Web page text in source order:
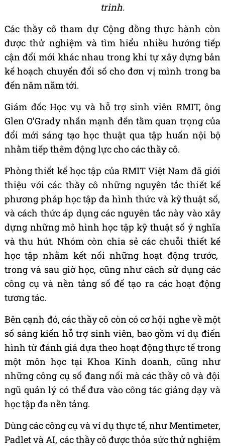
trình.
Các thầy cô tham dự Cộng đồng thực hành còn
được thử nghiệm vàtìm hiểu nhiều hướng tiếp
cậnđổi mới khác nhau trong khi tựxây dựng bản
kế hoạch chuyểnđổi sốchođơn vịmình trong ba
đến năm năm tới.
Giám đốc Học vụvà hỗtrợsinh viên RMIT, ông
Glen O’Grady nhấn mạnh đến tầm quan trọng của
đổi mới sáng tạo học thuật qua tập huấn nội bộ
nhằm tiếp thêmđộng lực cho các thầy cô.
Phòng thiết kếhọc tập của RMIT Việt Nam đãgiới
thiệu với các thầy cô những nguyên tắc thiết kế
phương pháp học tậpđa hình thức vàkỹthuật số,
và cách thứcáp dụng các nguyên tắc này vào xây
dựng những mô hình học tập kỹthuật số ýnghĩa
và thu hút. Nhóm còn chia sẻcác chuỗi thiết kế
học tập nhằm kết nối những hoạt động trước,
trong và sau giờhọc, cũng nhưcách sửdụng các
công cụvà nền tảng số để tạo ra các hoạtđộng
tương tác.
Bên cạnh đó, các thầy cô còn cócơhội nghe vềmột
số sáng kiến hỗtrợsinh viên, bao gồm vídụ điển
hình từ đánh giá dựa theo hoạt động thực tế trong
một môn học tại Khoa Kinh doanh, cũng như
những công cụsố đang nổi màcác thầy côvà đội
ngũ quản lýcóthể đưa vào công tác giảng dạy và
học tập đa nền tảng.
Dùng các công cụvàvídụthực tế, nhưMentimeter,
Padlet vàAI, các thầy cô được thỏa sức thửnghiệm